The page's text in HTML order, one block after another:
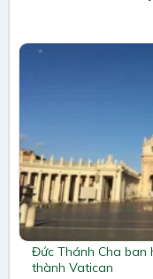
Đức Thánh Cha ban
thành Vatican